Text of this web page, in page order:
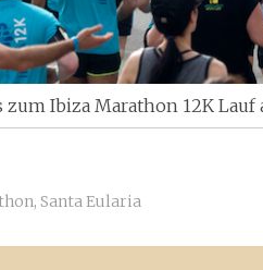
zum Ibiza Marathon 12K Lauf
, Santa Eularia